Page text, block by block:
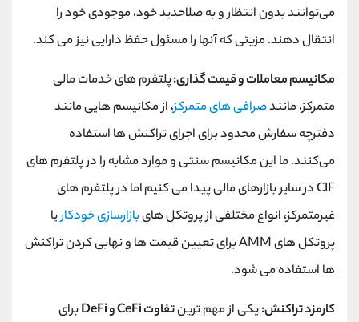
می‌توانند بدون انتظار و به صلاحدید خود، موجودی خود را
انتقال دهند. مزیتی که آنها را مسئول حفظ دارایی نیز می کند.
مکانیسم معاملات و قیمت گذاری:پلتفرم ‌های خدمات مالی
متمرکز، مانندصرافی ‌های متمرکز، از مکانیسم‌ هایی مانند
دفترچه سفارش محدود برای اجرای تراکنش ‌ها استفاده
می‌کنند. ما این مکانیسم سنتی و موارد مشابه را در پلتفرم های
CIF در سایر بازارهای مالی پیدا می کنیم اما در پلتفرم های
غیرمتمرکز، انواع مختلفی از پروتکل هایبازارسازی خودکاریا
پروتکل های AMM برای تعیین قیمت ها و نهایی کردن تراکنش
ها استفاده می شود.
کارمزد تراکنش:یکی از مهم ترینتفاوت CeFi و DeFi
برای